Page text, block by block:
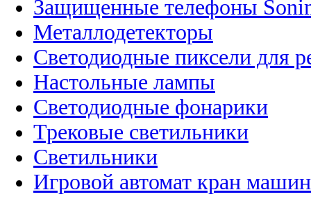
Защищенные телефоны
Металлодетекторы
Светодиодные пиксели для
Настольные лампы
Светодиодные фонарики
Трековые светильники
Светильники
Игровой автомат кран